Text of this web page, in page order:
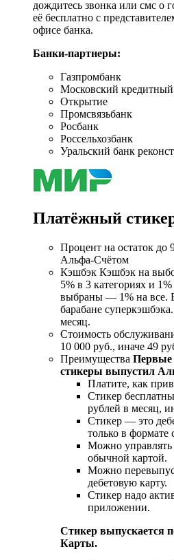
дождитесь звонка или смс о
её бесплатно с
офисе банка.
Банки-партнеры:
Газпромбанк
Московский
Открытие
Промсвязьбанк
Росбанк
Россельхозбанк
Уральский банк
Платёжный
Процент на остаток до
Альфа-Счётом
Кэшбэк Кэшбэк на
5% в 3 категориях и
выбраны — 1% на все.
барабане
месяц.
Стоимость
10 000 руб., иначе 49
Преимущества Первые
стикеры выпустил
Платите, как
Стикер
рублей в месяц,
Стикер — это
только в формате
Можно
обычной картой.
Можно
дебетовую карту.
Стикер надо
приложении.
Стикер выпускается
Карты.